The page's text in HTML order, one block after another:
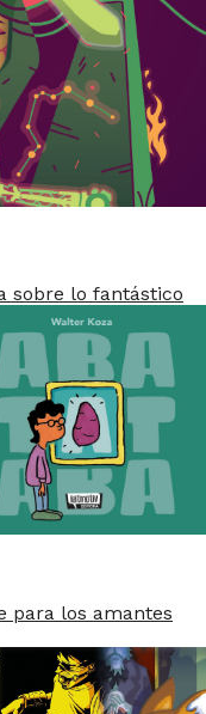
sobre lo fantástico
para los amantes